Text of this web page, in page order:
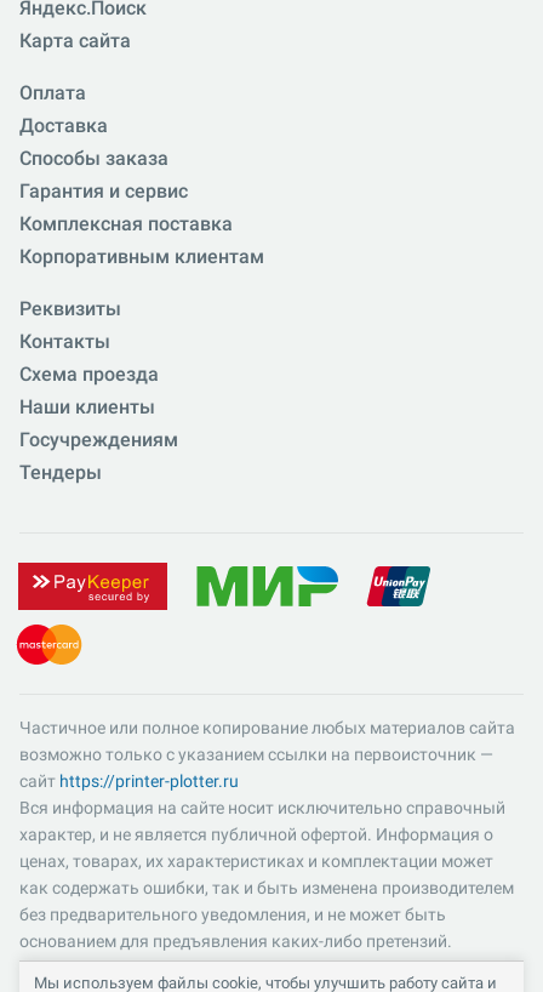
Яндекс.Поиск
Карта сайта
Оплата
Доставка
Способы заказа
Гарантия и сервис
Комплексная поставка
Корпоративным клиентам
Реквизиты
Контакты
Схема проезда
Наши клиенты
Госучреждениям
Тендеры
Частичное или полное копирование любых материалов сайта
возможно только с указанием ссылки на первоисточник —
сайт https://printer-plotter.ru
Вся информация на сайте носит исключительно справочный
характер, и не является публичной офертой. Информация о
ценах, товарах, их характеристиках и комплектации может
как содержать ошибки, так и быть изменена производителем
без предварительного уведомления, и не может быть
основанием для предъявления каких-либо претензий.
Пожалуйста, уточняйте существенные для вас характеристики
Мы используем файлы cookie, чтобы улучшить работу сайта и